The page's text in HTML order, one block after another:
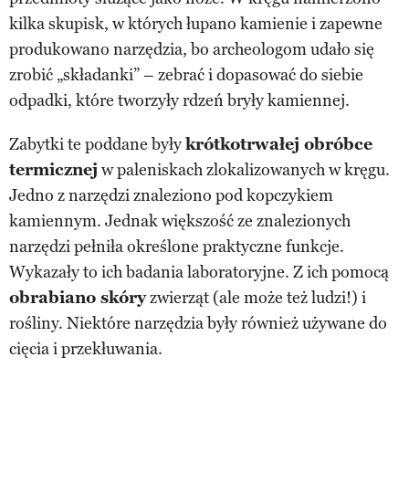
kilka skupisk, w których łupano kamienie i zapewne
produkowano narzędzia, bo archeologom udało się
zrobić „składanki” – zebrać i dopasować do siebie
odpadki, które tworzyły rdzeń bryły kamiennej.
Zabytki te poddane byłykrótkotrwałej obróbce
termicznej w paleniskach zlokalizowanych w kręgu.
Jedno z narzędzi znaleziono pod kopczykiem
kamiennym. Jednak większość ze znalezionych
narzędzi pełniła określone praktyczne funkcje.
Wykazały to ich badania laboratoryjne. Z ich pomocą
obrabiano skóryzwierząt (ale może też ludzi!) i
rośliny. Niektóre narzędzia były również używane do
cięcia i przekłuwania.